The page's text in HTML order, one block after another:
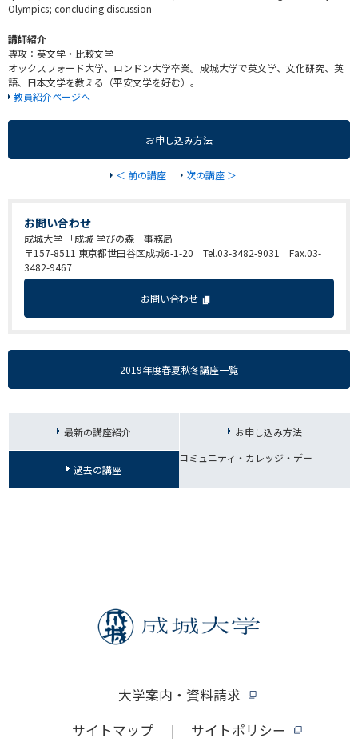
Olympics; concluding discussion
講師紹介
専攻：英文学・比較文学
オックスフォード大学、ロンドン大学卒業。成城大学で英文学、文化研究、英
語、日本文学を教える（平安文学を好む）。
教員紹介ページへ
お申し込み方法
＜ 前の講座 次の講座 ＞
お問い合わせ
成城大学 「成城 学びの森」事務局
〒157-8511 東京都世田谷区成城6-1-20 Tel.03-3482-9031 Fax.03-
3482-9467
お問い合わせ
2019年度春夏秋冬講座一覧
最新の講座紹介 お申し込み方法
過去の講座
コミュニティ・カレッジ・デー
大学案内・資料請求
サイトマップ
サイトポリシー